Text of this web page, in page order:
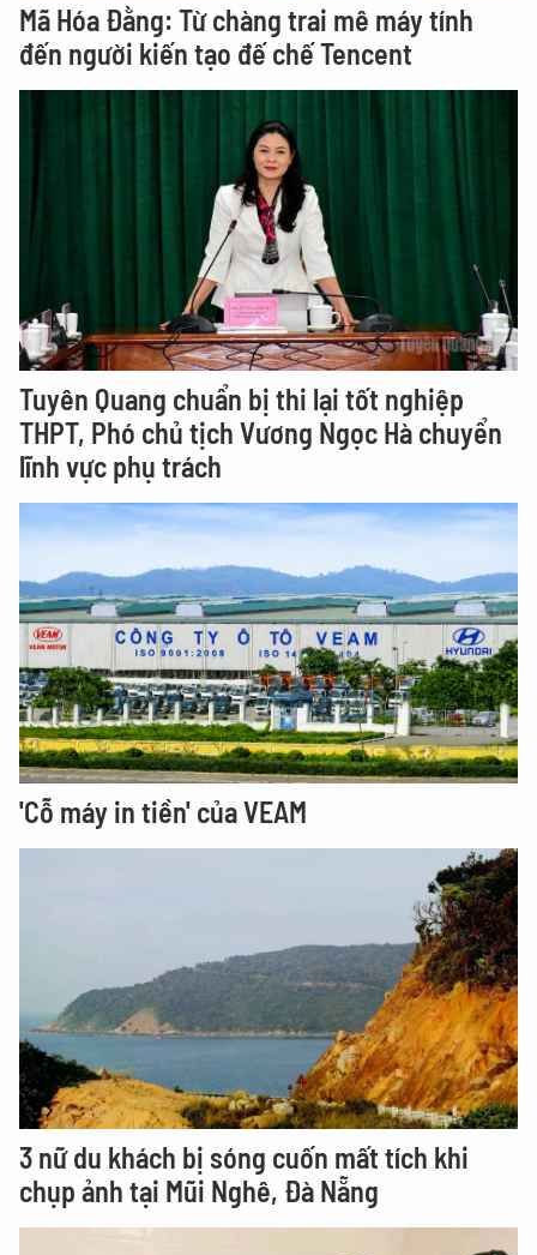
Mã Hóa Đằng: Từ chàng trai mê máy tính
đến người kiến tạo đế chế Tencent
Tuyên Quang chuẩn bị thi lại tốt nghiệp
THPT, Phó chủ tịch Vương Ngọc Hà chuyển
lĩnh vực phụ trách
'Cỗ máy in tiền' của VEAM
3 nữ du khách bị sóng cuốn mất tích khi
chụp ảnh tại Mũi Nghê, Đà Nẵng